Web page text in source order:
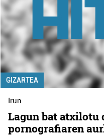
GIZARTEA
Irun
Lagun bat atxilotu
pornografiaren